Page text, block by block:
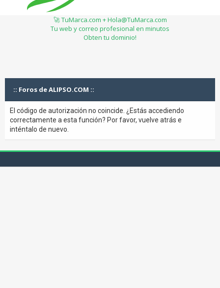
🚀 TuMarca.com + Hola@TuMarca.com
Tu web y correo profesional en minutos
Obten tu dominio!
:: Foros de ALIPSO.COM ::
El código de autorización no coincide. ¿Estás accediendo
correctamente a esta función? Por favor, vuelve atrás e
inténtalo de nuevo.